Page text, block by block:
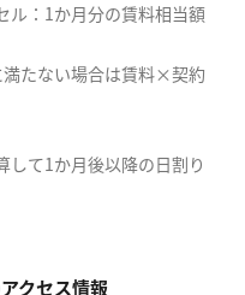
ル：1か月分の賃料相当額
い場合は賃料×契約
して1か月後以降の日割り
クセス情報